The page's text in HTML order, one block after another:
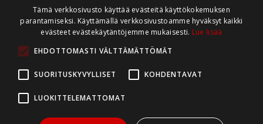
Ajankohtaista
Avoimet työpaikat
Whistleblowing
Tukipalvelu
Ota yhteyttä
myynti@rediteq.fi
(02) 282 8990
Tämä verkkosivusto käyttää evästeitä käyttökokemuksen
parantamiseksi. Käyttämällä verkkosivustoamme hyväksyt kaikki
evästeet evästekäytäntöjemme mukaisesti. Lue lisää
EHDOTTOMASTI VÄLTTÄMÄTTÖMÄT
SUORITUSKYVYLLISET KOHDENTAVAT
LUOKITTELEMATTOMAT